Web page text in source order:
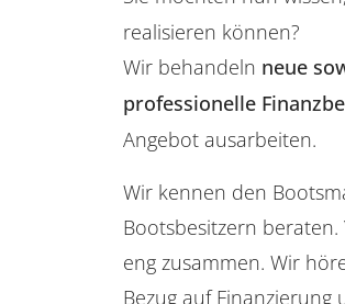
realisieren können?
Wir behandeln neue
professionelle
Angebot ausarbeiten.
Wir kennen den
Bootsbesitzern
eng zusammen. Wir
Bezug auf Finanzierung